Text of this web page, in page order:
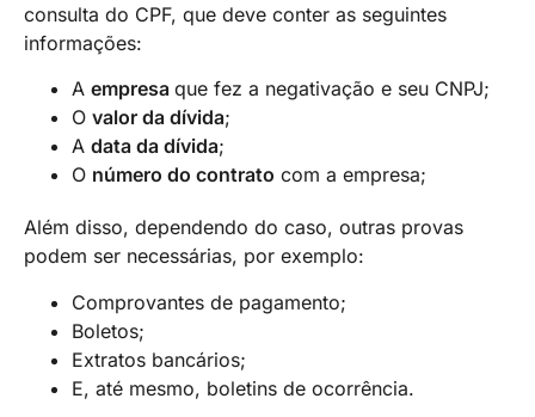
consulta do CPF, que deve conter as seguintes
informações:
A empresa que fez a negativação e seu CNPJ;
O valor da dívida;
A data da dívida;
O número do contrato com a empresa;
Além disso, dependendo do caso, outras provas
podem ser necessárias, por exemplo:
Comprovantes de pagamento;
Boletos;
Extratos bancários;
E, até mesmo, boletins de ocorrência.